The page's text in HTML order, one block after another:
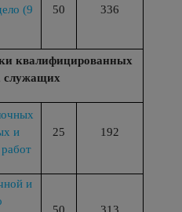
(9
50 336
квалифицированных
служащих
и
25 192
и